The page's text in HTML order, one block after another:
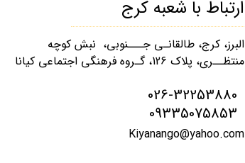
ارتباط با شعبه کرج
البرز، کرج، طالقانـی جـــنوبی، نبش کوچه
منتظــری، پلاک 126، گـروه فرهنگی اجتماعی کیانا
026-32253880
09335075853
Kiyanango@yahoo.com